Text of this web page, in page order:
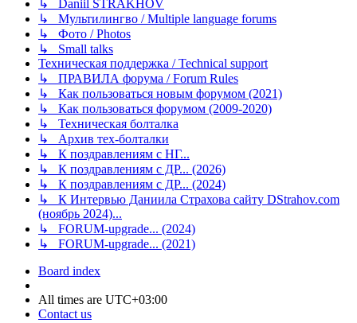
↳ Daniil STRAKHOV
↳ Мультилингво / Multiple language forums
↳ Фото / Photos
↳ Small talks
Техническая поддержка / Technical support
↳ ПРАВИЛА форума / Forum Rules
↳ Как пользоваться новым форумом (2021)
↳ Как пользоваться форумом (2009-2020)
↳ Техническая болталка
↳ Архив тех-болталки
↳ К поздравлениям с НГ...
↳ К поздравлениям с ДР... (2026)
↳ К поздравлениям с ДР... (2024)
↳ К Интервью Даниила Страхова сайту DStrahov.com
(ноябрь 2024)...
↳ FORUM-upgrade... (2024)
↳ FORUM-upgrade... (2021)
Board index
All times are UTC+03:00
Contact us